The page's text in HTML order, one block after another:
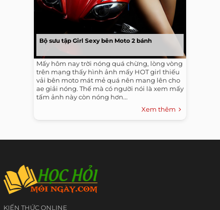
Bộ sưu tập Girl Sexy bên Moto 2 bánh
Mấy hôm nay trời nóng quá chừng, lòng vòng
trên mạng thấy hình ảnh mấy HOT girl thiếu
vải bên moto mát mẻ quá nên mang lên cho
ae giải nóng. Thế mà có người nói là xem mấy
tấm ảnh này còn nóng hơn...
Xem thêm
KIẾN THỨC ONLINE